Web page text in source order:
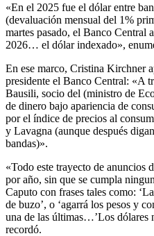
«En el 2025 fue el dólar entre
(devaluación mensual del 1%
martes pasado, el Banco Central
2026… el dólar indexado»,
En ese marco, Cristina Kirchner
presidente el Banco Central: «A
Bausili, socio del (ministro de
de dinero bajo apariencia de
por el índice de precios al
y Lavagna (aunque después
bandas)».
«Todo este trayecto de anuncios
por año, sin que se cumpla
Caputo con frases tales como:
de buzo’, o ‘agarrá los pesos y
una de las últimas…’Los dólares
recordó.